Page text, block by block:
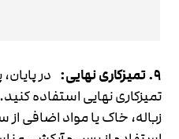
9. تمیزکاری نهایی : در
تمیزکاری نهایی استفاده
زباله، خاک یا مواد اضافی